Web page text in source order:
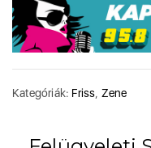
Kategóriák: Friss Zene